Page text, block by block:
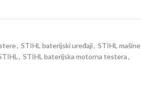
, STIHL baterijski uređaji, STIHL mašine
, STIHL baterijska motorna testera,